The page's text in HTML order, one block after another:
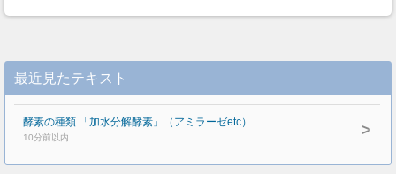
最近見たテキスト
酵素の種類 「加水分解酵素」（アミラーゼetc）
10分前以内 >